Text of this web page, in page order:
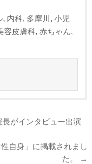
, 内科, 多摩川 ,小児
容皮膚科,赤ちゃん,
がインタビュー出演
自身」に掲載されまし
た。 →